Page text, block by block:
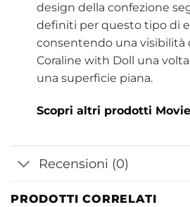
design della confezione
definiti per questo tipo di
consentendo una visibilità
Coraline with Doll una
una superficie piana.
Scopri altri prodotti Movie
Recensioni (0)
PRODOTTI CORRELATI